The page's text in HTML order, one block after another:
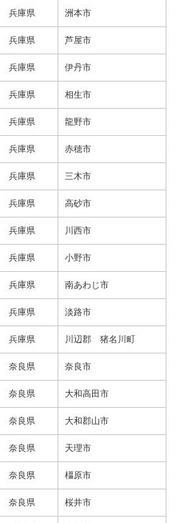
兵庫県 洲本市
兵庫県 芦屋市
兵庫県 伊丹市
兵庫県 相生市
兵庫県 龍野市
兵庫県 赤穂市
兵庫県 三木市
兵庫県 高砂市
兵庫県 川西市
兵庫県 小野市
兵庫県 南あわじ市
兵庫県 淡路市
兵庫県 川辺郡 猪名川町
奈良県 奈良市
奈良県 大和高田市
奈良県 大和郡山市
奈良県 天理市
奈良県 橿原市
奈良県 桜井市